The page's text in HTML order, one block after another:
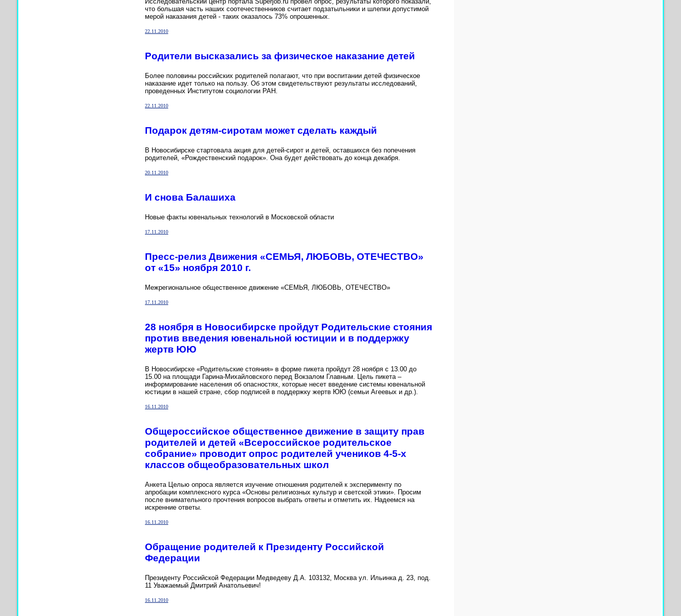
что большая часть наших соотечественников считает подзатыльники и шлепки допустимой
мерой наказания детей - таких оказалось 73% опрошенных.
22.11.2010
Родители высказались за физическое наказание детей
Более половины российских родителей полагают, что при воспитании детей физическое
наказание идет только на пользу. Об этом свидетельствуют результаты исследований,
проведенных Институтом социологии РАН.
22.11.2010
Подарок детям-сиротам может сделать каждый
В Новосибирске стартовала акция для детей-сирот и детей, оставшихся без попечения
родителей, «Рождественский подарок». Она будет действовать до конца декабря.
20.11.2010
И снова Балашиха
Новые факты ювенальных технологий в Московской области
17.11.2010
Пресс-релиз Движения «СЕМЬЯ, ЛЮБОВЬ, ОТЕЧЕСТВО»
от «15» ноября 2010 г.
Межрегиональное общественное движение «СЕМЬЯ, ЛЮБОВЬ, ОТЕЧЕСТВО»
17.11.2010
28 ноября в Новосибирске пройдут Родительские стояния
против введения ювенальной юстиции и в поддержку
жертв ЮЮ
В Новосибирске «Родительские стояния» в форме пикета пройдут 28 ноября с 13.00 до
15.00 на площади Гарина-Михайловского перед Вокзалом Главным. Цель пикета –
информирование населения об опасностях, которые несет введение системы ювенальной
юстиции в нашей стране, сбор подписей в поддержку жертв ЮЮ (семьи Агеевых и др.).
16.11.2010
Общероссийское общественное движение в защиту прав
родителей и детей «Всероссийское родительское
собрание» проводит опрос родителей учеников 4-5-х
классов общеобразовательных школ
Анкета Целью опроса является изучение отношения родителей к эксперименту по
апробации комплексного курса «Основы религиозных культур и светской этики». Просим
после внимательного прочтения вопросов выбрать ответы и отметить их. Надеемся на
искренние ответы.
16.11.2010
Обращение родителей к Президенту Российской
Федерации
Президенту Российской Федерации Медведеву Д.А. 103132, Москва ул. Ильинка д. 23, под.
11 Уважаемый Дмитрий Анатольевич!
16.11.2010